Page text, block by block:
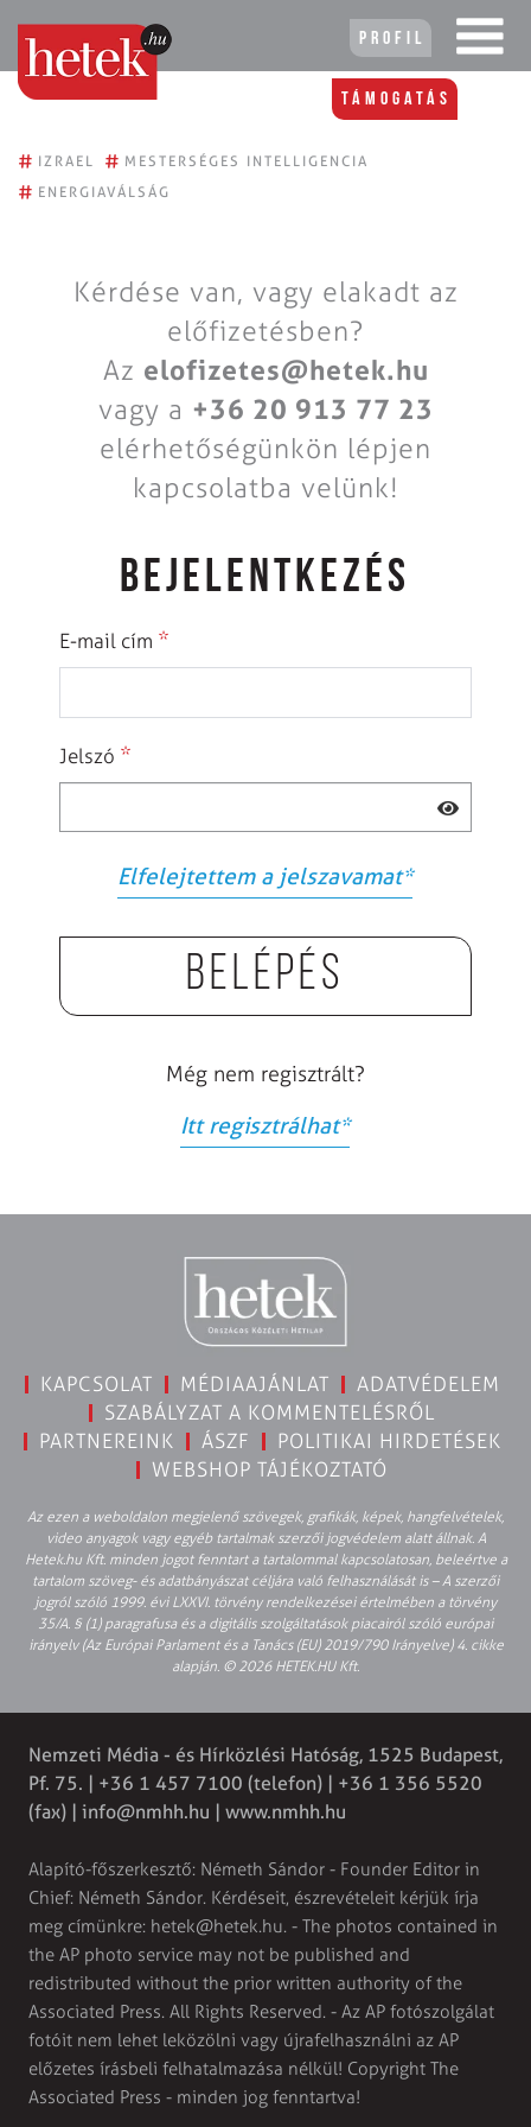
Profil
Támogatás
# IZRAEL # MESTERSÉGES INTELLIGENCIA
# ENERGIAVÁLSÁG
Kérdése van, vagy elakadt az
előfizetésben?
Az elofizetes@hetek.hu
vagy a +36 20 913 77 23
elérhetőségünkön lépjen
kapcsolatba velünk!
BEJELENTKEZÉS
E-mail cím *
Jelszó *
Elfelejtettem a jelszavamat*
Belépés
Még nem regisztrált?
Itt regisztrálhat*
KAPCSOLAT MÉDIAAJÁNLAT
ADATVÉDELEM
SZABÁLYZAT A KOMMENTELÉSRŐL
PARTNEREINK
ÁSZF
POLITIKAI HIRDETÉSEK
WEBSHOP TÁJÉKOZTATÓ
Az ezen a weboldalon megjelenő szövegek, grafikák, képek, hangfelvételek,
video anyagok vagy egyéb tartalmak szerzői jogvédelem alatt állnak. A
Hetek.hu Kft. minden jogot fenntart a tartalommal kapcsolatosan, beleértve a
tartalom szöveg- és adatbányászat céljára való felhasználását is – A szerzői
jogról szóló 1999. évi LXXVI. törvény rendelkezései értelmében a törvény
35/A. § (1) paragrafusa és a digitális szolgáltatások piacairól szóló európai
irányelv (Az Európai Parlament és a Tanács (EU) 2019/790 Irányelve) 4. cikke
alapján. © 2026 HETEK.HU Kft.
Nemzeti Média - és Hírközlési Hatóság, 1525 Budapest,
Pf. 75. | +36 1 457 7100 (telefon) | +36 1 356 5520
(fax) | info@nmhh.hu | www.nmhh.hu
Alapító-főszerkesztő: Németh Sándor - Founder Editor in
Chief: Németh Sándor. Kérdéseit, észrevételeit kérjük írja
meg címünkre: hetek@hetek.hu. - The photos contained in
the AP photo service may not be published and
redistributed without the prior written authority of the
Associated Press. All Rights Reserved. - Az AP fotószolgálat
fotóit nem lehet leközölni vagy újrafelhasználni az AP
előzetes írásbeli felhatalmazása nélkül! Copyright The
Associated Press - minden jog fenntartva!